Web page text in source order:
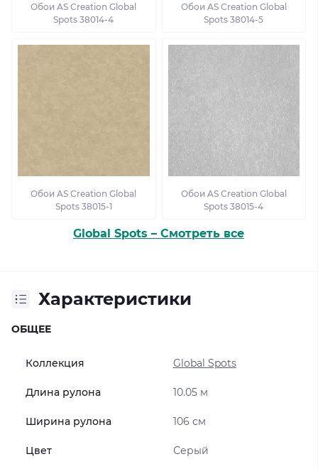
Обои AS Creation Global
Spots 38014-4
Обои AS Creation Global
Spots 38014-5
Обои AS Creation Global
Spots 38015-1
Обои AS Creation Global
Spots 38015-4
Global Spots – Смотреть все
Характеристики
ОБЩЕЕ
Коллекция Global Spots
Длина рулона 10.05 м
Ширина рулона 106 см
Цвет Серый